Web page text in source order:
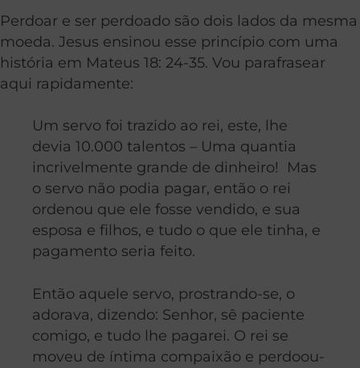
Perdoar e ser perdoado são dois lados da mesma
moeda. Jesus ensinou esse princípio com uma
história em Mateus 18: 24-35. Vou parafrasear
aqui rapidamente:
Um servo foi trazido ao rei, este, lhe
devia 10.000 talentos – Uma quantia
incrivelmente grande de dinheiro! Mas
o servo não podia pagar, então o rei
ordenou que ele fosse vendido, e sua
esposa e filhos, e tudo o que ele tinha, e
pagamento seria feito.
Então aquele servo, prostrando-se, o
adorava, dizendo: Senhor, sê paciente
comigo, e tudo lhe pagarei. O rei se
moveu de íntima compaixão e perdoou-